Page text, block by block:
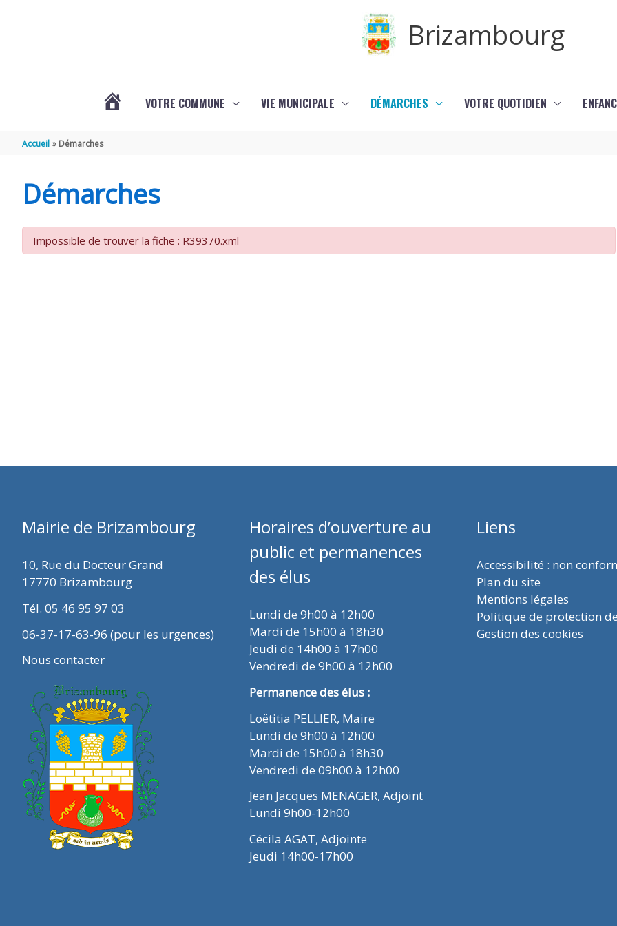
Brizambourg
VOTRE COMMUNE VIE MUNICIPALE DÉMARCHES VOTRE QUOTIDIEN
Accueil Démarches
Démarches
Impossible de trouver la fiche : R39370.xml
Mairie de Brizambourg
10, Rue du Docteur Grand
17770 Brizambourg
Tél. 05 46 95 97 03
06-37-17-63-96 (pour les urgences)
Nous contacter
Horaires d’ouverture au
public et permanences
des élus
Lundi de 9h00 à 12h00
Mardi de 15h00 à 18h30
Jeudi de 14h00 à 17h00
Vendredi de 9h00 à 12h00
Permanence des élus :
Loëtitia PELLIER, Maire
Lundi de 9h00 à 12h00
Mardi de 15h00 à 18h30
Vendredi de 09h00 à 12h00
Jean Jacques MENAGER, Adjoint
Lundi 9h00-12h00
Cécila AGAT, Adjointe
Jeudi 14h00-17h00
Liens
Accessibilité : non
Plan du site
Mentions légales
Politique de protection
Gestion des cookies